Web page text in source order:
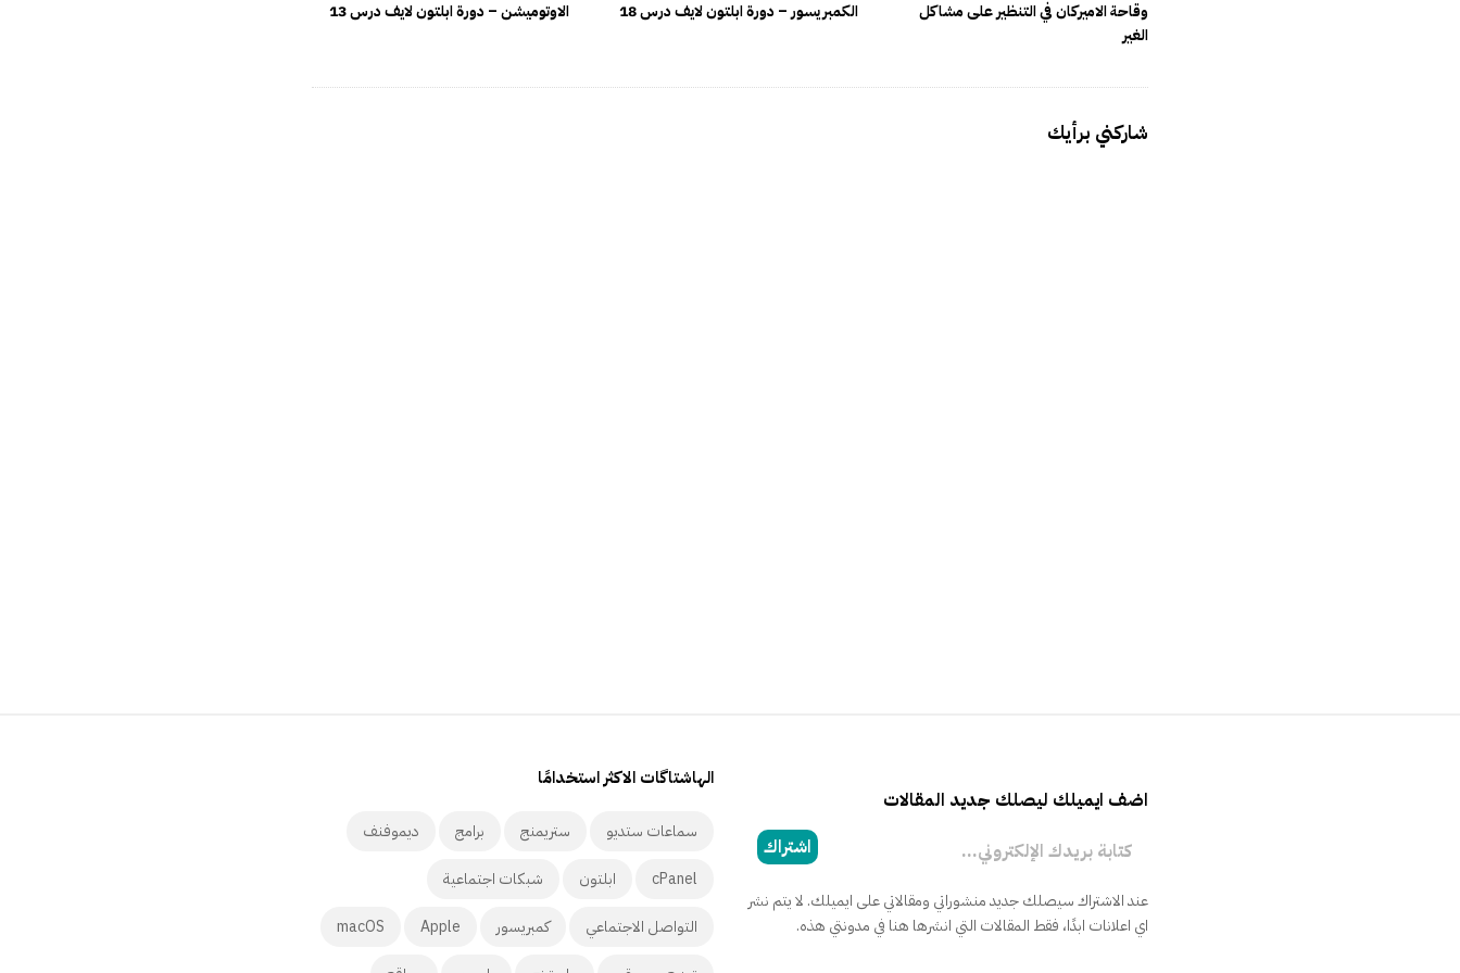
وقاحة الاميركان في التنظير على مشاكل
الغير
الكمبريسور – دورة ابلتون لايف درس 18 الاوتوميشن – دورة ابلتون لايف درس 13
شاركني برأيك
اضف ايميلك ليصلك جديد المقالات
اشتراك
عند الاشتراك سيصلك جديد منشوراتي ومقالاتي على ايميلك. لا يتم نشر
اي اعلانات ابدًا، فقط المقالات التي انشرها هنا في مدونتي هذه.
الهاشتاگات الاكثر استخدامًا
سماعات ستديو ستريمنج برامج ديموفنف
cPanel ابلتون شبكات اجتماعية
التواصل الاجتماعي كمبريسور Apple
macOS